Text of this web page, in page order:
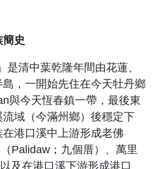
簡史
是清中葉乾隆年間由花蓮、
，一開始先住在今天牡丹鄉
與今天恆春鎮一帶，最後東
域（今滿州鄉）後穩定下
港口溪中上游形成老佛
Palidaw ；九個厝）、萬里
及在港口溪下游形成港口